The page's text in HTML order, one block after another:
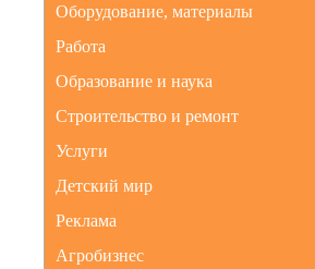
Оборудование, материалы
Работа
Образование и наука
Строительство и ремонт
Услуги
Детский мир
Реклама
Агробизнес